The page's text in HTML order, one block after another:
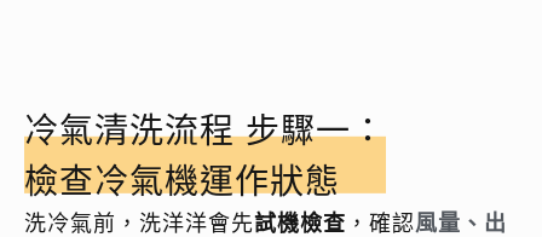
冷氣清洗流程 步驟一：
檢查冷氣機運作狀態
洗冷氣前，洗洋洋會先試機檢查 ，確認風量、出